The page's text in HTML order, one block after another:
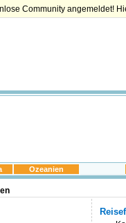
Community angemeldet!
Ozeanien